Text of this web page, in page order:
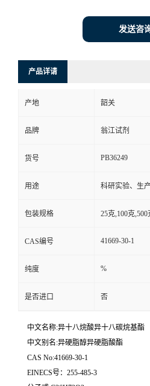
发送咨
产品详请
产地 韶关
品牌 翁江试剂
货号 PB36249
用途 科研实验、生
包装规格 25克,100克
CAS编号 41669-30-1
纯度 %
是否进口 否
中文名称:异十八烷酸异十八碳烷基酯
中文别名:异硬脂醇异硬脂酸酯
CAS No:41669-30-1
EINECS号：255-485-3